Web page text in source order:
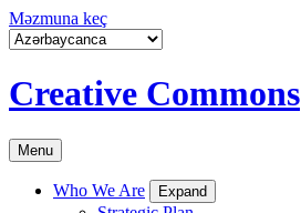
Məzmuna keç
Creative Commons
Menu
Who We Are Expand